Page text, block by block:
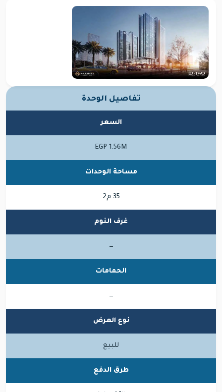
تفاصيل الوحدة
السعر
EGP 1.56M
مساحة الوحدات
35 م2
غرف النوم
—
الحمامات
—
نوع العرض
للبيع
طرق الدفع